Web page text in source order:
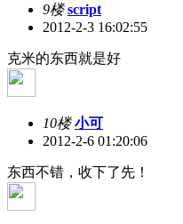
9楼 script
2012-2-3 16:02:55
克米的东西就是好
10楼 小可
2012-2-6 01:20:06
东西不错，收下了先！